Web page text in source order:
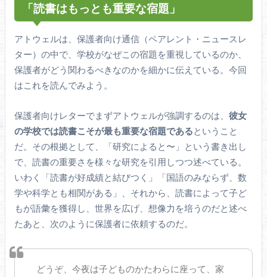
「読書はもっとも重要な宿題」
アトウェルは、保護者向け通信（ペアレント・ニュースレ
ター）の中で、学校がなぜこの宿題を重視しているのか、
保護者がどう関わるべきなのかを細かに伝えている。今回
はこれを読んでみよう。
保護者向けレターでまずアトウェルが強調するのは、 彼女
の学校では読書こそが最も重要な宿題であるということ
だ。その根拠として、「研究によると〜」という書き出し
で、読書の重要さを様々な研究を引用しつつ述べている。
いわく「読書が好成績と結びつく」「国語のみならず、数
学や科学とも相関がある」、それから、読書によって子ど
もが語彙を獲得し、世界を広げ、想像力を培うのだと述べ
たあと、次のように保護者に依頼するのだ。
どうぞ、今夜は子どものかたわらに座って、家